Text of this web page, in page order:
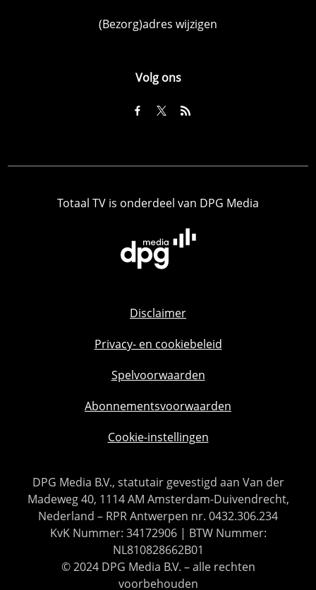
(Bezorg)adres wijzigen
Volg ons
Totaal TV is onderdeel van DPG Media
Disclaimer
Privacy- en cookiebeleid
Spelvoorwaarden
Abonnementsvoorwaarden
Cookie-instellingen
DPG Media B.V., statutair gevestigd aan Van der
Madeweg 40, 1114 AM Amsterdam-Duivendrecht,
Nederland – RPR Antwerpen nr. 0432.306.234
KvK Nummer: 34172906 | BTW Nummer:
NL810828662B01
© 2024 DPG Media B.V. – alle rechten
voorbehouden